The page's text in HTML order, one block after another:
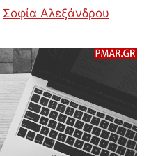
Σοφία Αλεξάνδρου